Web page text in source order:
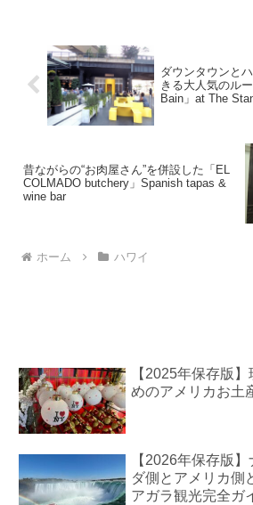
ダウンタウンと
きる大人気のル
Bain」at The
昔ながらの“お肉屋さん”を併設した「EL
COLMADO butchery」Spanish tapas &
wine bar
ホーム ハワイ
【2025年保存版
めのアメリカお土
【2026年保存版
ダ側とアメリカ側
アガラ観光完全ガ